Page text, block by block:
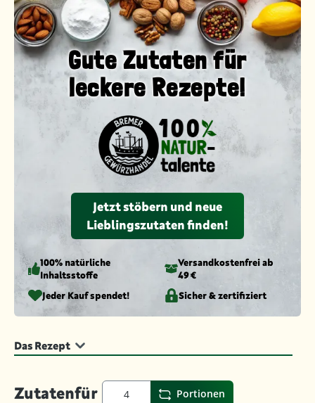
Gute Zutaten für
leckere Rezepte!
Jetzt stöbern und neue
Lieblingszutaten finden!
100% natürliche
Inhaltsstoffe
Versandkosten­frei ab
49 €
Jeder Kauf spendet!
Sicher & zertifiziert
Das Rezept
Zutatenfür Portionen